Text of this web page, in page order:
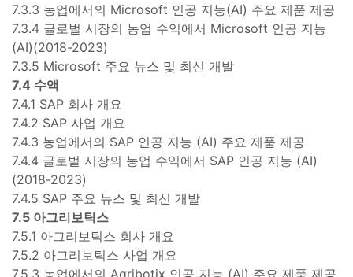
7.3.3 농업에서의 Microsoft 인공 지능(AI) 주요 제품 제공
7.3.4 글로벌 시장의 농업 수익에서 Microsoft 인공 지능
(AI)(2018-2023)
7.3.5 Microsoft 주요 뉴스 및 최신 개발
7.4 수액
7.4.1 SAP 회사 개요
7.4.2 SAP 사업 개요
7.4.3 농업에서의 SAP 인공 지능 (AI) 주요 제품 제공
7.4.4 글로벌 시장의 농업 수익에서 SAP 인공 지능 (AI)
(2018-2023)
7.4.5 SAP 주요 뉴스 및 최신 개발
7.5 아그리보틱스
7.5.1 아그리보틱스 회사 개요
7.5.2 아그리보틱스 사업 개요
7.5.3 농업에서의 Agribotix 인공 지능 (AI) 주요 제품 제공